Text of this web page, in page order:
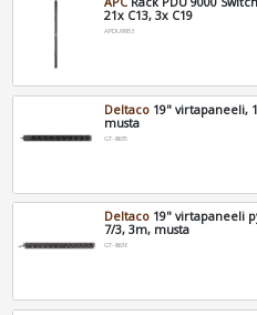
21x C13, 3x C19
APDU9953
Deltaco 19" virtapaneeli,
musta
GT-8635
Deltaco 19" virtapaneeli
7/3, 3m, musta
GT-8636